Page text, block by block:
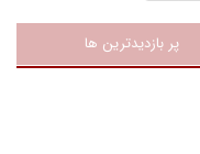
پر بازدیدترین ها